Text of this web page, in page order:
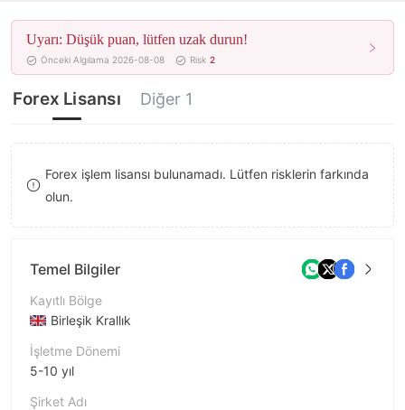
6
7
8
4
5
6
7
8
9
6
7
8
9
Uyarı: Düşük puan, lütfen uzak durun!
Önceki Algılama 2026-08-08 Risk 2
Forex Lisansı Diğer 1
Forex işlem lisansı bulunamadı. Lütfen risklerin farkında
olun.
Temel Bilgiler
Kayıtlı Bölge
Birleşik Krallık
İşletme Dönemi
5-10 yıl
Şirket Adı